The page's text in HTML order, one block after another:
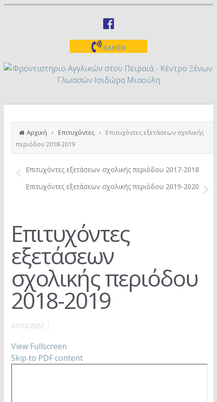
ΚΛΗΣΗ
Αρχική Επιτυχόντες
Επιτυχόντες εξετάσεων σχολικής
περιόδου 2018-2019
Επιτυχόντες εξετάσεων σχολικής περιόδου 2017-2018
Επιτυχόντες εξετάσεων σχολικής περιόδου 2019-2020
Επιτυχόντες
εξετάσεων
σχολικής περιόδου
2018-2019
07/11/2022
View Fullscreen
Skip to PDF content